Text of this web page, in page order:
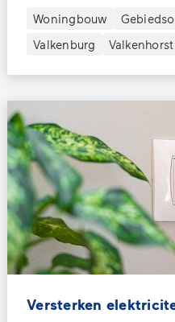
Woningbouw
Valkenburg
Valkenhorst
Versterken